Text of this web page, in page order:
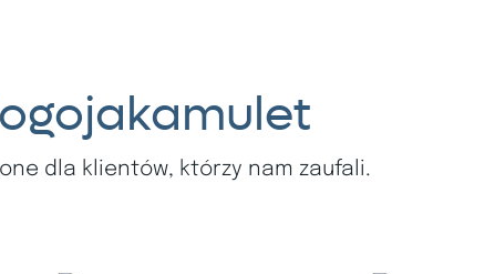
dla klientów, którzy nam zaufali.